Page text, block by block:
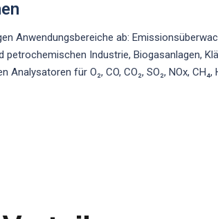
Anwendungsbereiche ab:
Industrie, Biogasanlagen,
für O₂, CO, CO₂, SO₂, NOx, CH₄,